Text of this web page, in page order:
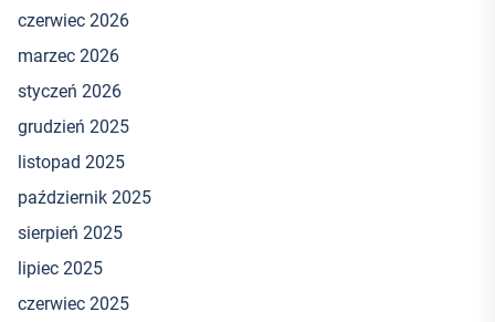
czerwiec 2026
marzec 2026
styczeń 2026
grudzień 2025
listopad 2025
październik 2025
sierpień 2025
lipiec 2025
czerwiec 2025